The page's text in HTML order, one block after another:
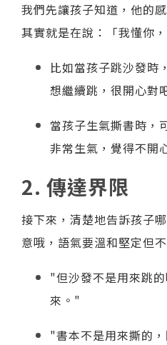
我們先讓孩子知道，他的
其實就是在說：「我懂你
比如當孩子跳沙發時
想繼續跳，很開心對
當孩子生氣撕書時，
非常生氣，覺得不開
2. 傳達界限
接下來，清楚地告訴孩子
意哦，語氣要溫和堅定但
"但沙發不是用來跳
來。"
"書本不是用來撕的